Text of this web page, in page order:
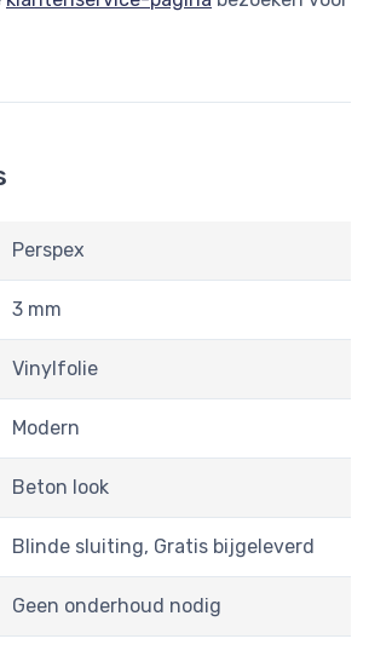
Perspex
3 mm
Vinylfolie
Modern
Beton look
Blinde sluiting, Gratis bijgeleverd
Geen onderhoud nodig